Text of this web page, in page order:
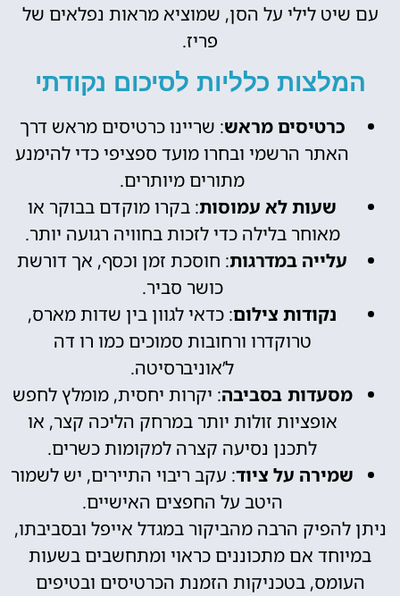
עם שיט לילי על הסן, שמוציא מראות נפלאים של
פריז.
המלצות כלליות לסיכום נקודתי
כרטיסים מראש: שריינו כרטיסים מראש דרך
האתר הרשמי ובחרו מועד ספציפי כדי להימנע
מתורים מיותרים.
שעות לא עמוסות: בקרו מוקדם בבוקר או
מאוחר בלילה כדי לזכות בחוויה רגועה יותר.
עלייה במדרגות: חוסכת זמן וכסף, אך דורשת
כושר סביר.
נקודות צילום: כדאי לגוון בין שדות מארס,
טרוקדרו ורחובות סמוכים כמו רו דה
ל’אוניברסיטה.
מסעדות בסביבה: יקרות יחסית, מומלץ לחפש
אופציות זולות יותר במרחק הליכה קצר, או
לתכנן נסיעה קצרה למקומות כשרים.
שמירה על ציוד: עקב ריבוי התיירים, יש לשמור
היטב על החפצים האישיים.
ניתן להפיק הרבה מהביקור במגדל אייפל ובסביבתו,
במיוחד אם מתכוננים כראוי ומתחשבים בשעות
העומס, בטכניקות הזמנת הכרטיסים ובטיפים